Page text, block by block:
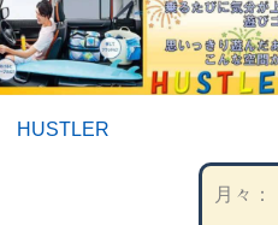
HUSTLER
月々